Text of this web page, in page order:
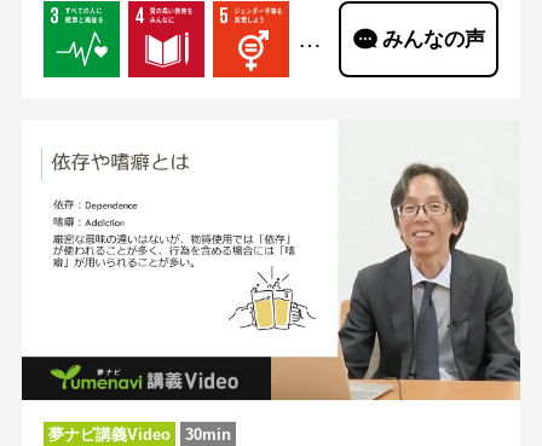
… みんなの声
夢ナビ講義Video 30min